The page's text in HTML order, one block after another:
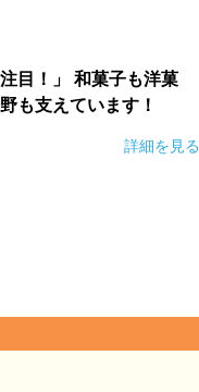
目！」 和菓子も洋菓
も支えています！
詳細を見る